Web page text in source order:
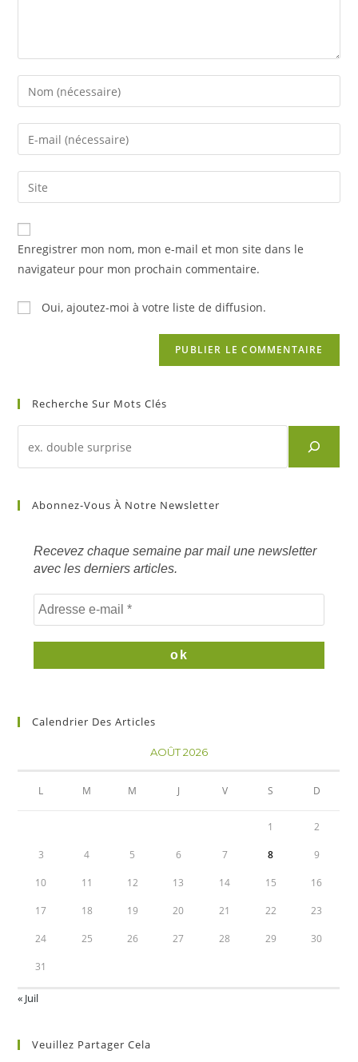
Enter
your
name
comment
Enter
your
email
address
comment
Saisir
l’URL
de
votre
(facultatif)
Enregistrer mon nom, mon e-mail et mon site dans le
navigateur pour mon prochain commentaire.
Oui, ajoutez-moi à votre liste de diffusion.
Recherche Sur Mots Clés
d'un
mots
Abonnez-Vous À Notre Newsletter
Recevez chaque semaine par mail une newsletter
avec les derniers articles.
Calendrier Des Articles
AOÛT 2026
L M M J V S D
1 2
3 4 5 6 7 8 9
10 11 12 13 14 15 16
17 18 19 20 21 22 23
24 25 26 27 28 29 30
31
« Juil
Veuillez Partager Cela